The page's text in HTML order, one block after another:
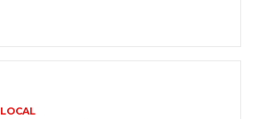
LOCAL